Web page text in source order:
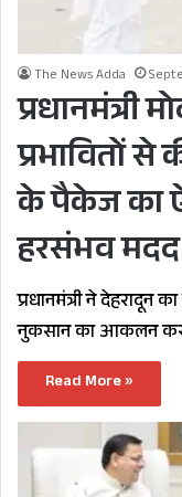
The News Adda
प्रधानमंत्री
प्रभावितों
के पैकेज का
हरसंभव मदद
प्रधानमंत्री ने देहरादून
नुकसान का आकलन
Read More »